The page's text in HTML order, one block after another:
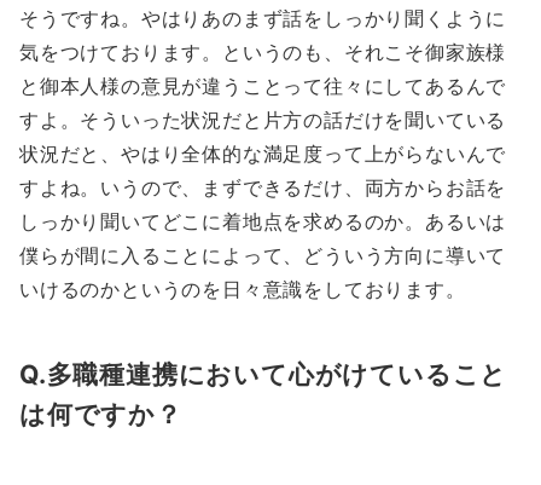
そうですね。やはりあのまず話をしっかり聞くように
気をつけております。というのも、それこそ御家族様
と御本人様の意見が違うことって往々にしてあるんで
すよ。そういった状況だと片方の話だけを聞いている
状況だと、やはり全体的な満足度って上がらないんで
すよね。いうので、まずできるだけ、両方からお話を
しっかり聞いてどこに着地点を求めるのか。あるいは
僕らが間に入ることによって、どういう方向に導いて
いけるのかというのを日々意識をしております。
Q.多職種連携において心がけていること
は何ですか？